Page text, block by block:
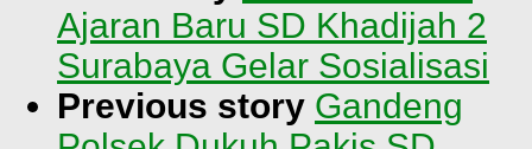
Ajaran Baru SD Khadijah 2
Surabaya Gelar Sosialisasi
Previous story Gandeng